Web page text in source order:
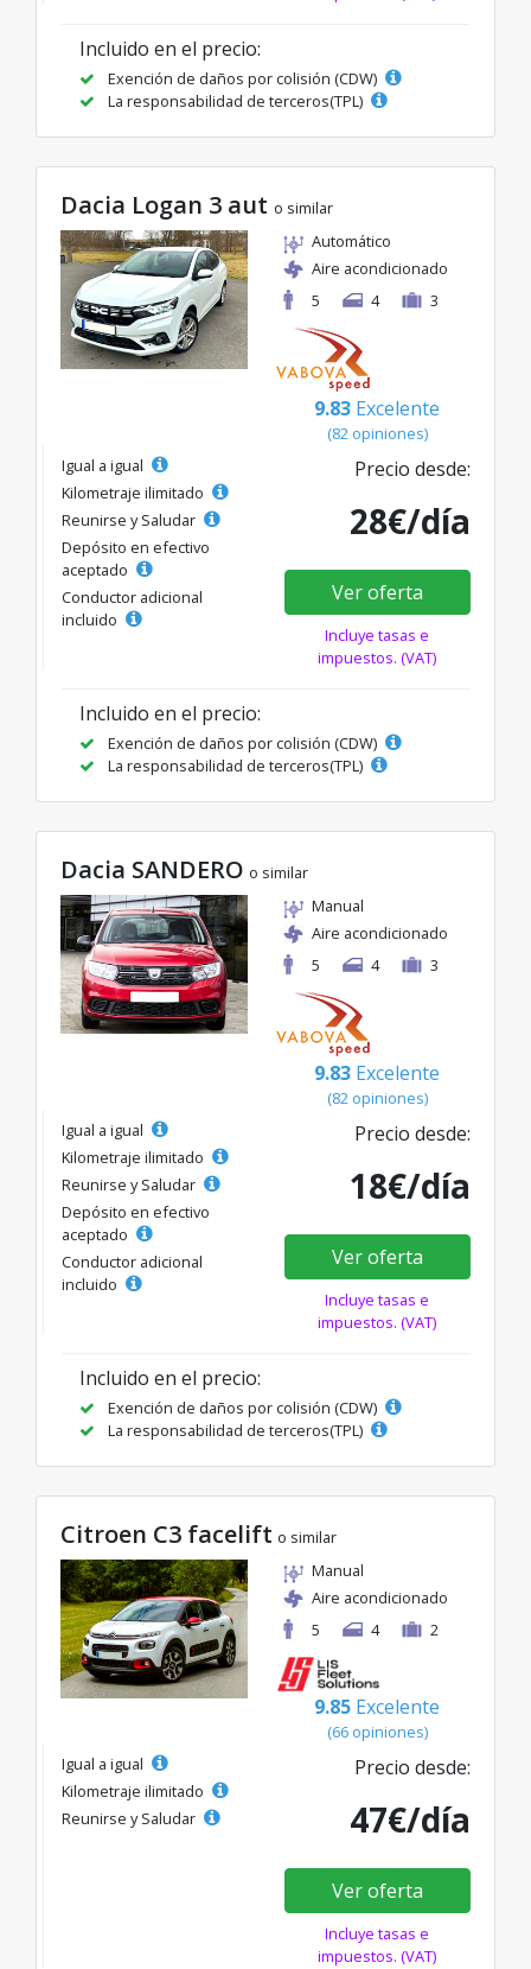
Incluido en el precio:
Exención de daños por colisión (CDW)
La responsabilidad de terceros(TPL)
Dacia Logan 3 aut o similar
Automático
Aire acondicionado
5
4 3
9.83 Excelente
(82 opiniones)
Igual a igual
Kilometraje ilimitado
Reunirse y Saludar
Depósito en efectivo
aceptado
Conductor adicional
incluido
Precio desde:
28€/día
Ver oferta
Incluye tasas e
impuestos. (VAT)
Incluido en el precio:
Exención de daños por colisión (CDW)
La responsabilidad de terceros(TPL)
Dacia SANDERO o similar
Manual
Aire acondicionado
5
4 3
9.83 Excelente
(82 opiniones)
Igual a igual
Kilometraje ilimitado
Reunirse y Saludar
Depósito en efectivo
aceptado
Conductor adicional
incluido
Precio desde:
18€/día
Ver oferta
Incluye tasas e
impuestos. (VAT)
Incluido en el precio:
Exención de daños por colisión (CDW)
La responsabilidad de terceros(TPL)
Citroen C3 facelift o similar
Manual
Aire acondicionado
5
4 2
9.85 Excelente
(66 opiniones)
Igual a igual
Kilometraje ilimitado
Reunirse y Saludar
Precio desde:
47€/día
Ver oferta
Incluye tasas e
impuestos. (VAT)